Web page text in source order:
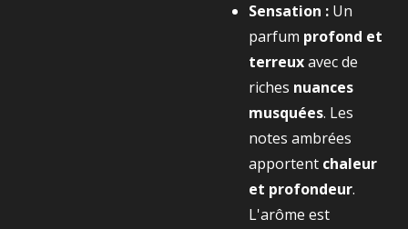
Sensation : Un
parfum profond et
terreuxavec de
riches nuances
musquées. Les
notes ambrées
apportent chaleur
et profondeur.
L'arôme est